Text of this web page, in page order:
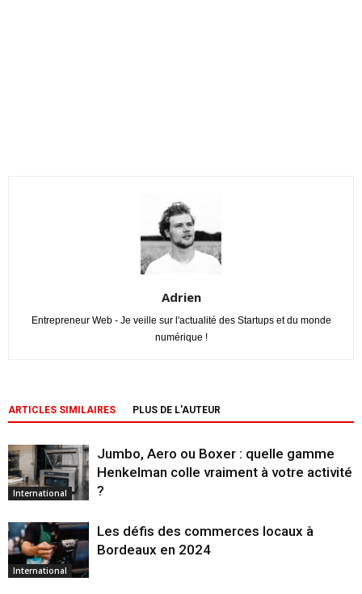
Adrien
Entrepreneur Web - Je veille sur l'actualité des Startups et du monde
numérique !
ARTICLES SIMILAIRES PLUS DE L'AUTEUR
International
Jumbo, Aero ou Boxer : quelle gamme
Henkelman colle vraiment à votre activité
?
International
Les défis des commerces locaux à
Bordeaux en 2024